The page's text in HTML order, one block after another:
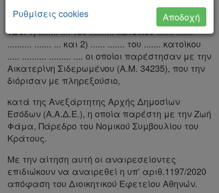
Διακρατικές
Συμφωνίες
Ελλάδας
Πληροφορίες
Εταιρεία
Επικοινωνία
Όροι
χρήσης
Για να δικάσει την από 20 Ιουλίου 2020 αίτηση:
των: 1) ........ .... του .......... κατοίκου ....... .......
.......... ....... ... και 2) ...... ....... του ....... κατοίκου
..... .......... ......... .... οι οποίοι παρέστησαν με την
Αικατερίνη Σιδερωμένου (Α.Μ. 34235), που την
διόρισαν με πληρεξούσιο,
κατά της Ανεξάρτητης Αρχής Δημοσίων
Εσόδων (Α.Α.Δ.Ε.), η οποία παρέστη με την Ζωή
Φάμα, Πάρεδρο του Νομικού Συμβουλίου του
Κράτους.
Με την αίτηση αυτή οι αναιρεσείοντες
επιδιώκουν να αναιρεθεί η υπ’ αριθ.1197/2020
απόφαση του Διοικητικού Εφετείου Αθηνών.
Ρυθμίσεις cookies Αποδοχή